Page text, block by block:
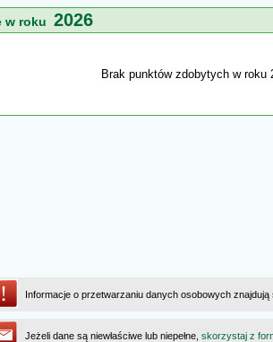
w roku 2026
Brak punktów zdobytych w roku
Informacje o przetwarzaniu danych osobowych
Jeżeli dane są niewłaściwe lub niepełne, skorzystaj z